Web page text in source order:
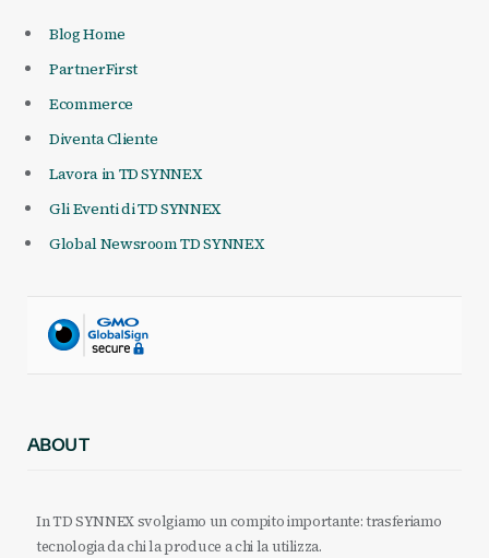
Blog Home
PartnerFirst
Ecommerce
Diventa Cliente
Lavora in TD SYNNEX
Gli Eventi di TD SYNNEX
Global Newsroom TD SYNNEX
ABOUT
In TD SYNNEX svolgiamo un compito importante: trasferiamo
tecnologia da chi la produce a chi la utilizza.